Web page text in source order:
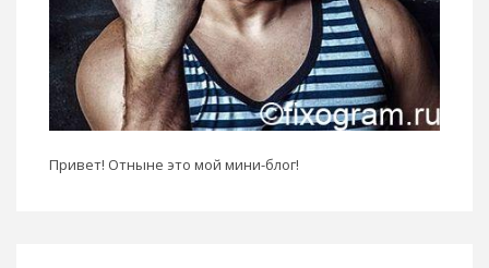
Привет! Отныне это мой мини-блог!